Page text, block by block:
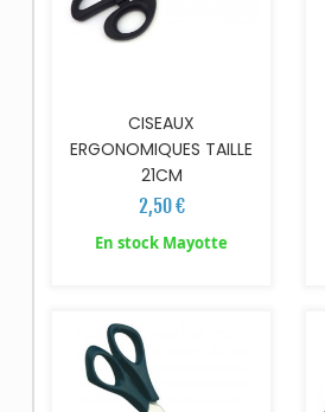
CISEAUX
ERGONOMIQUES TAILLE
21CM
2,50 €
En stock Mayotte